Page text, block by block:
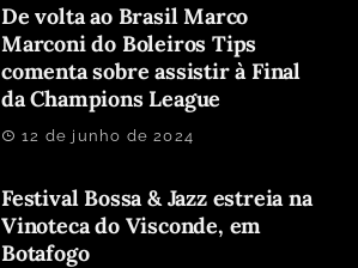
De volta ao Brasil Marco
Marconi do Boleiros Tips
comenta sobre assistir à Final
da Champions League
12 de junho de 2024
Festival Bossa & Jazz estreia na
Vinoteca do Visconde, em
Botafogo